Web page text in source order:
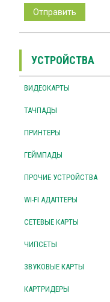
УСТРОЙСТВА
ВИДЕОКАРТЫ
ТАЧПАДЫ
ПРИНТЕРЫ
ГЕЙМПАДЫ
ПРОЧИЕ УСТРОЙСТВА
WI-FI АДАПТЕРЫ
СЕТЕВЫЕ КАРТЫ
ЧИПСЕТЫ
ЗВУКОВЫЕ КАРТЫ
КАРТРИДЕРЫ